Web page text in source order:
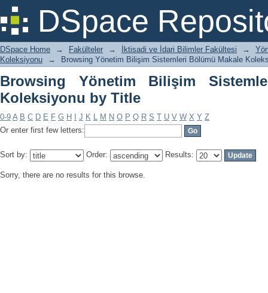
DSpace
Browsing Yönetim Bilişim Sistemleri
DSpace Home → Fakülteler → İktisadi ve İdari Bilimler Fakültesi →
Koleksiyonu
→ Browsing Yönetim Bilişim Sistemleri Bölümü Makale
Browsing Yönetim Bilişim
Koleksiyonu by Title
0-9 A B C D E F G H J K L M N O P Q R S T U V W X Y Z
Or enter first few letters:
Sort by: Order: Results:
Sorry, there are no results for this browse.